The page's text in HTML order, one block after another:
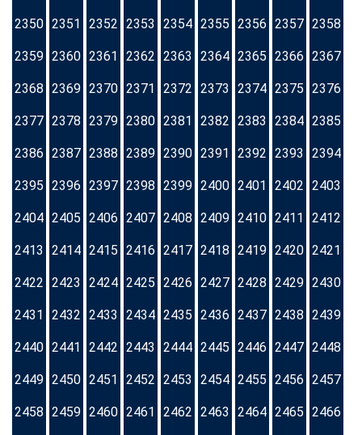
2350 2351 2352 2353 2354 2355 2356 2357 2358
2359 2360 2361 2362 2363 2364 2365 2366 2367
2368 2369 2370 2371 2372 2373 2374 2375 2376
2377 2378 2379 2380 2381 2382 2383 2384 2385
2386 2387 2388 2389 2390 2391 2392 2393 2394
2395 2396 2397 2398 2399 2400 2401 2402 2403
2404 2405 2406 2407 2408 2409 2410 2411 2412
2413 2414 2415 2416 2417 2418 2419 2420 2421
2422 2423 2424 2425 2426 2427 2428 2429 2430
2431 2432 2433 2434 2435 2436 2437 2438 2439
2440 2441 2442 2443 2444 2445 2446 2447 2448
2449 2450 2451 2452 2453 2454 2455 2456 2457
2458 2459 2460 2461 2462 2463 2464 2465 2466